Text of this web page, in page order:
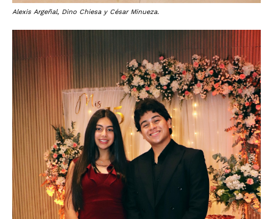
Alexis Argeñal, Dino Chiesa y César Minueza.